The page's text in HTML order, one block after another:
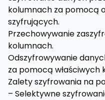
kolumnach za pomocą
szyfrujących.
Przechowywanie
kolumnach.
Odszyfrowywanie
za pomocą właściwych
Zalety szyfrowania na
– Selektywne